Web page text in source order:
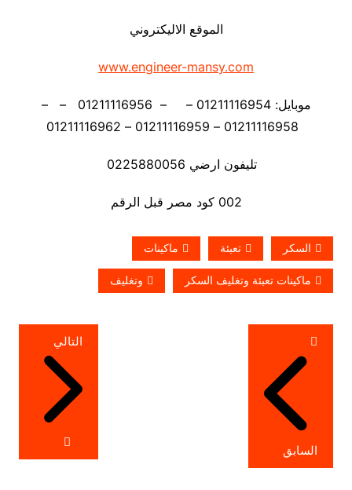
الموقع الاليكتروني
www.engineer-mansy.com
موبايل: 01211116954 – – 01211116956 – –
تليفون ارضي 0225880056
002 كود مصر قبل الرقم
السكر تعبئة ماكينات
ماكينات تعبئة وتغليف السكر وتغليف
تصفّح
المقالات
السابق
التالي